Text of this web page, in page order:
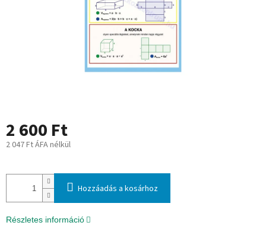
2 600 Ft
2 047 Ft ÁFA nélkül
Hozzáadás a kosárhoz
Részletes információ